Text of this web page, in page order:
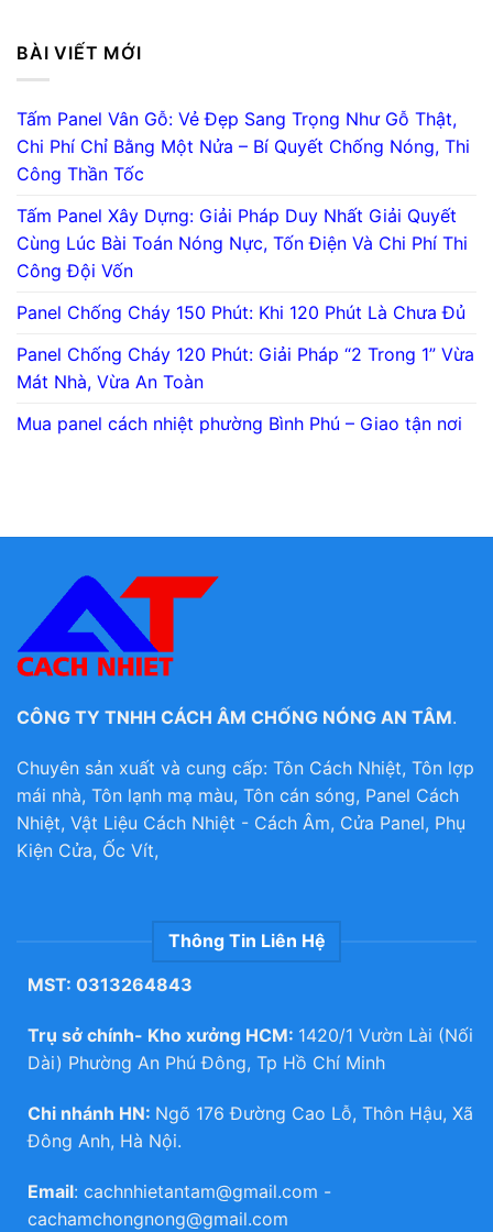
BÀI VIẾT MỚI
Tấm Panel Vân Gỗ: Vẻ Đẹp Sang Trọng Như Gỗ Thật,
Chi Phí Chỉ Bằng Một Nửa – Bí Quyết Chống Nóng, Thi
Công Thần Tốc
Tấm Panel Xây Dựng: Giải Pháp Duy Nhất Giải Quyết
Cùng Lúc Bài Toán Nóng Nực, Tốn Điện Và Chi Phí Thi
Công Đội Vốn
Panel Chống Cháy 150 Phút: Khi 120 Phút Là Chưa Đủ
Panel Chống Cháy 120 Phút: Giải Pháp “2 Trong 1” Vừa
Mát Nhà, Vừa An Toàn
Mua panel cách nhiệt phường Bình Phú – Giao tận nơi
CÔNG TY TNHH CÁCH ÂM CHỐNG NÓNG AN TÂM.
Chuyên sản xuất và cung cấp: Tôn Cách Nhiệt, Tôn lợp
mái nhà, Tôn lạnh mạ màu, Tôn cán sóng, Panel Cách
Nhiệt, Vật Liệu Cách Nhiệt - Cách Âm, Cửa Panel, Phụ
Kiện Cửa, Ốc Vít,
Thông Tin Liên Hệ
MST: 0313264843
Trụ sở chính- Kho xưởng HCM: 1420/1 Vườn Lài (Nối
Dài) Phường An Phú Đông, Tp Hồ Chí Minh
Chi nhánh HN: Ngõ 176 Đường Cao Lỗ, Thôn Hậu, Xã
Đông Anh, Hà Nội.
Email: cachnhietantam@gmail.com -
cachamchongnong@gmail.com